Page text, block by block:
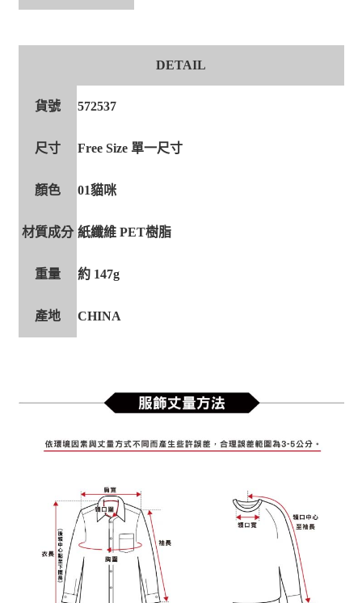
DETAIL
貨號 572537
尺寸 Free Size 單一尺寸
顏色 01貓咪
材質成分 紙纖維 PET樹脂
重量 約 147g
產地 CHINA